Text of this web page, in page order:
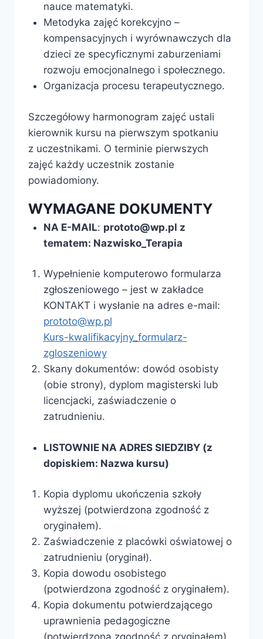
nauce matematyki.
Metodyka zajęć korekcyjno –
kompensacyjnych i wyrównawczych dla
dzieci ze specyficznymi zaburzeniami
rozwoju emocjonalnego i społecznego.
Organizacja procesu terapeutycznego.
Szczegółowy harmonogram zajęć ustali
kierownik kursu na pierwszym spotkaniu
z uczestnikami. O terminie pierwszych
zajęć każdy uczestnik zostanie
powiadomiony.
WYMAGANE DOKUMENTY
NA E-MAIL: prototo@wp.pl z
tematem: Nazwisko_Terapia
Wypełnienie komputerowo formularza
zgłoszeniowego – jest w zakładce
KONTAKT i wysłanie na adres e-mail:
prototo@wp.pl
Kurs-kwalifikacyjny_formularz-
zgloszeniowy
Skany dokumentów: dowód osobisty
(obie strony), dyplom magisterski lub
licencjacki, zaświadczenie o
zatrudnieniu.
LISTOWNIE NA ADRES SIEDZIBY (z
dopiskiem: Nazwa kursu)
Kopia dyplomu ukończenia szkoły
wyższej (potwierdzona zgodność z
oryginałem).
Zaświadczenie z placówki oświatowej o
zatrudnieniu (oryginał).
Kopia dowodu osobistego
(potwierdzona zgodność z oryginałem).
Kopia dokumentu potwierdzającego
uprawnienia pedagogiczne
(potwierdzona zgodność z oryginałem).